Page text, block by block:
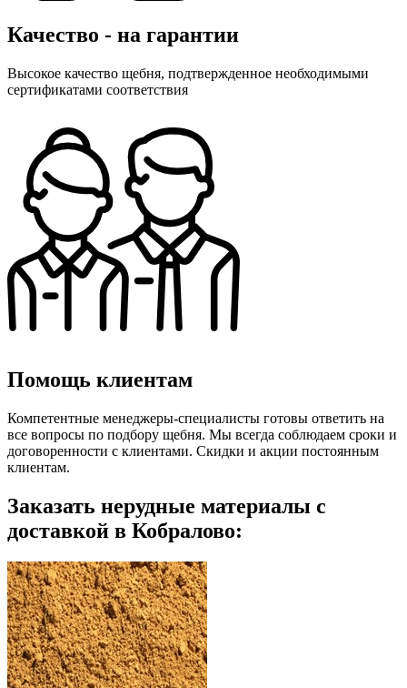
Качество - на гарантии
Высокое качество щебня, подтвержденное необходимыми
сертификатами соответствия
Помощь клиентам
Компетентные менеджеры-специалисты готовы ответить на
все вопросы по подбору щебня. Мы всегда соблюдаем сроки и
договоренности с клиентами. Скидки и акции постоянным
клиентам.
Заказать нерудные материалы с
доставкой в Кобралово: